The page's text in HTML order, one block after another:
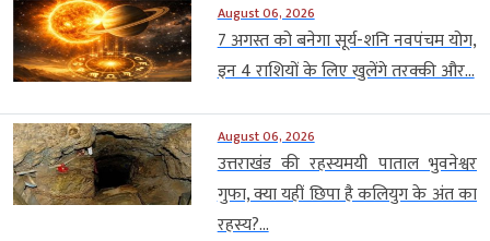
August 06, 2026
7 अगस्त को बनेगा सूर्य-शनि नवपंचम योग,
इन 4 राशियों के लिए खुलेंगे तरक्की और...
August 06, 2026
उत्तराखंड की रहस्यमयी पाताल भुवनेश्वर
गुफा, क्या यहीं छिपा है कलियुग के अंत का
रहस्य?...